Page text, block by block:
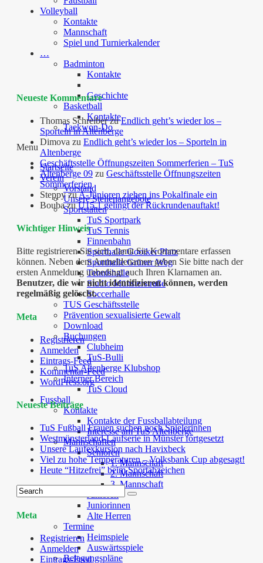
Volleyball
Kontakte
Mannschaft
Spiel und Turnierkalender
…
Badminton
Kontakte
Geschichte
Basketball
Kontakte
Taekwon-Do
Menu
Startseite
Verein
Vorstand
Unsere Stellenangebote
Sportstätten
TuS Sportpark
TuS Tennis
Finnenbahn
Sporthalle Gooiker Platz
Sporthalle Grüner Weg
Tennishalle
Studio Münsterstraße
Soccerhalle
TUS Geschäftsstelle
Prävention sexualisierte Gewalt
Download
Buchungen
Clubheim
TuS-Bulli
TuS Altenberge Klubshop
Interner Bereich
TuS Cloud
Fussball
Kontakte
Kontakte der Fussballabteilung
Interesse am TuS Altenberge
Mannschaften
Senioren
1. Mannschaft
2. Mannschaft
3. Mannschaft
Junioren
Juniorinnen
Alte Herren
Termine
Heimspiele
Auswärtsspiele
Belegungspläne
Neueste Kommentare
Thomas SchreiberzuEndlich geht’s wieder los –
Sporteln in Altenberge
Dimova zu Endlich geht’s wieder los – Sporteln in
Altenberge
Geschäftsstelle Öffnungszeiten Sommerferien – TuS
Altenberge 09 zu Geschäftsstelle Öffnungszeiten
Sommerferien
SteppyzuA-Junioren ziehen ins Pokalfinale ein
BoubazuU15.1 gelingt der Rückrundenauftakt!
Wichtiger Hinweis
Bitte registrieren Sie sich, damit Sie Kommentare erfassen
können. Neben dem Anmeldenamen geben Sie bitte nach der
ersten Anmeldung unbedingt auch Ihren Klarnamen an.
Benutzer, die wir nicht identifizieren können, werden
regelmäßig gelöscht.
Meta
Registrieren
Anmelden
Eintrags-Feed
Kommentar-Feed
WordPress.org
Neueste Beiträge
TuS Fußball Frauen suchen noch Spielerinnen
Westmünsterland-Laufserie in Münster fortgesetzt
Unsere Laufexkursion nach Havixbeck
Viel zu hohe Temperaturen – Volksbank Cup abgesagt!
Heute “Hitzefrei” beim Sportabzeichen
Meta
Registrieren
Anmelden
Eintrags-Feed